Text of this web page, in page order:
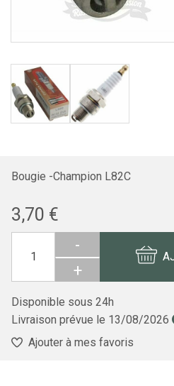
Bougie -Champion L82C
3,70 €
-
+
Disponible sous 24h
Livraison prévue le 13/08/2026
Ajouter à mes favoris